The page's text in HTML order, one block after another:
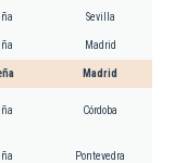
Sevilla
Madrid
Madrid
Córdoba
Pontevedra